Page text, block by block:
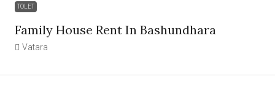
TOLET
Family House Rent In Bashundhara
Vatara